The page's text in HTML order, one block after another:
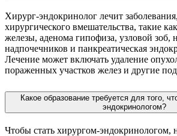
Хирург-эндокринолог лечит
хирургического вмешательства, такие
железы, аденома гипофиза, узловой зоб,
надпочечников и панкреатическая
Лечение может включать удаление
пораженных участков желез и другие
Какое образование требуется для того,
эндокринологом?
Чтобы стать хирургом-эндокринологом,